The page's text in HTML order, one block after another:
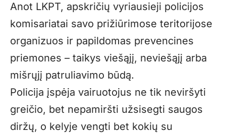
Anot LKPT, apskričių vyriausieji policijos
komisariatai savo prižiūrimose teritorijose
organizuos ir papildomas prevencines
priemones – taikys viešąjį, neviešąjį arba
mišrųjį patruliavimo būdą.
Policija įspėja vairuotojus ne tik neviršyti
greičio, bet nepamiršti užsisegti saugos
diržų, o kelyje vengti bet kokių su